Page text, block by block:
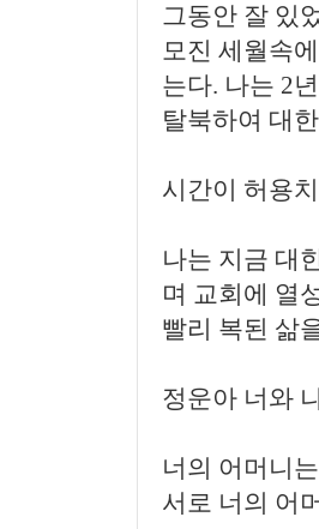
그동안 잘 있
모진 세월속
는다. 나는 2
탈북하여 대
시간이 허용
나는 지금 대
며 교회에 열
빨리 복된 삶
정운아 너와
너의 어머니
서로 너의 어